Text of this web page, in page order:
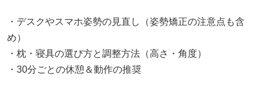
・デスクやスマホ姿勢の見直し（姿勢矯正の注意点も含
め）
・枕・寝具の選び方と調整方法（高さ・角度）
・30分ごとの休憩＆動作の推奨